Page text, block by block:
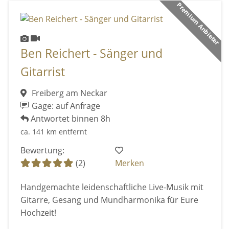
Premium Anbieter
Ben Reichert - Sänger und
Gitarrist
Freiberg am Neckar
Gage: auf Anfrage
Antwortet binnen 8h
ca. 141 km entfernt
Bewertung:
(2)
Merken
Handgemachte leidenschaftliche Live-Musik mit
Gitarre, Gesang und Mundharmonika für Eure
Hochzeit!